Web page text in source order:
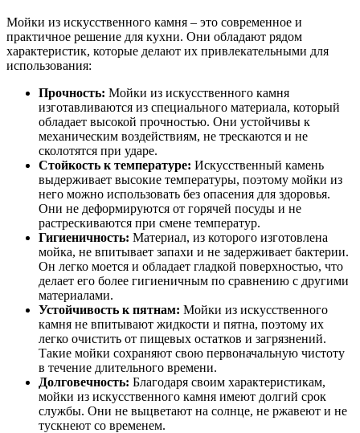
Мойки из искусственного камня – это современное и
практичное решение для кухни. Они обладают рядом
характеристик, которые делают их привлекательными для
использования:
Прочность: Мойки из искусственного камня
изготавливаются из специального материала, который
обладает высокой прочностью. Они устойчивы к
механическим воздействиям, не трескаются и не
сколотятся при ударе.
Стойкость к температуре: Искусственный камень
выдерживает высокие температуры, поэтому мойки из
него можно использовать без опасения для здоровья.
Они не деформируются от горячей посуды и не
растрескиваются при смене температур.
Гигиеничность: Материал, из которого изготовлена
мойка, не впитывает запахи и не задерживает бактерии.
Он легко моется и обладает гладкой поверхностью, что
делает его более гигиеничным по сравнению с другими
материалами.
Устойчивость к пятнам: Мойки из искусственного
камня не впитывают жидкости и пятна, поэтому их
легко очистить от пищевых остатков и загрязнений.
Такие мойки сохраняют свою первоначальную чистоту
в течение длительного времени.
Долговечность: Благодаря своим характеристикам,
мойки из искусственного камня имеют долгий срок
службы. Они не выцветают на солнце, не ржавеют и не
тускнеют со временем.